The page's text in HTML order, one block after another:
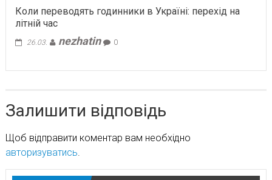
Коли переводять годинники в Україні: перехід на
літній час
26.03. nezhatin 0
Залишити відповідь
Щоб відправити коментар вам необхідно
авторизуватись.